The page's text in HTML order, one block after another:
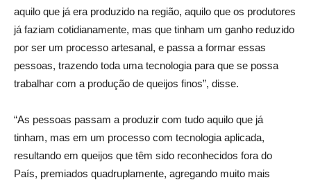
aquilo que já era produzido na região, aquilo que os produtores
já faziam cotidianamente, mas que tinham um ganho reduzido
por ser um processo artesanal, e passa a formar essas
pessoas, trazendo toda uma tecnologia para que se possa
trabalhar com a produção de queijos finos”, disse.
“As pessoas passam a produzir com tudo aquilo que já
tinham, mas em um processo com tecnologia aplicada,
resultando em queijos que têm sido reconhecidos fora do
País, premiados quadruplamente, agregando muito mais